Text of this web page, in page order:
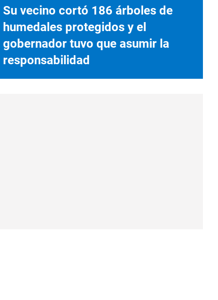
Su vecino cortó 186 árboles de
humedales protegidos y el
gobernador tuvo que asumir la
responsabilidad